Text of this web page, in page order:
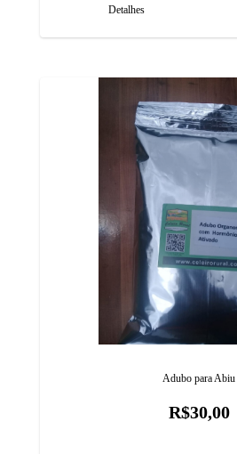
Detalhes
Adubo para Abiu
R$30,00